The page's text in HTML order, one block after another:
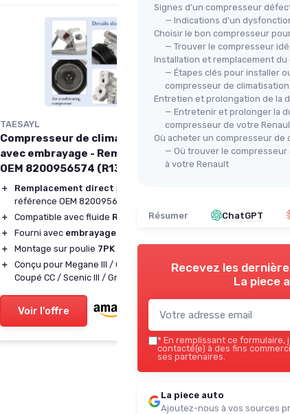
TAESAYL
Compresseur de climatisation
avec embrayage - Remplacement
OEM 8200956574 (R134a, 7PK)
＋ Remplacement direct pour
référence OEM 8200956574
＋
Compatible avec fluide R134a
＋
Fourni avec embrayage
＋
Montage sur poulie 7PK standard
＋
Conçu pour Megane III / Grandtour /
Coupé CC / Scenic III / Grand Scenic III
Voir l'offre
FRANKBERG
avec
Qashqai+2 /
＋ Embrayage
＋ Huile incluse
＋
Remplace la
Installation
★★★★★
★★★★★
Voir l'offre
Signes d'un compresseur
— Indications d'un
Choisir le bon compresseur
— Trouver le compresseur
Installation et remplacement
— Étapes clés pour installer
compresseur de
Entretien et prolongation de la
— Entretenir et prolonger la
compresseur de votre
Où acheter un compresseur de
— Où trouver le
à votre Renault
Résumer ChatGPT
Recevez les
La piece
* En remplissant ce formulaire,
contacté(e) à des fins
ses partenaires.
La piece auto
Ajoutez-nous à vos sources